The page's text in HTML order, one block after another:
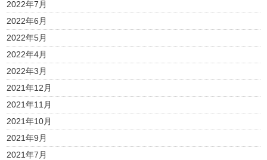
2022年7月
2022年6月
2022年5月
2022年4月
2022年3月
2021年12月
2021年11月
2021年10月
2021年9月
2021年7月